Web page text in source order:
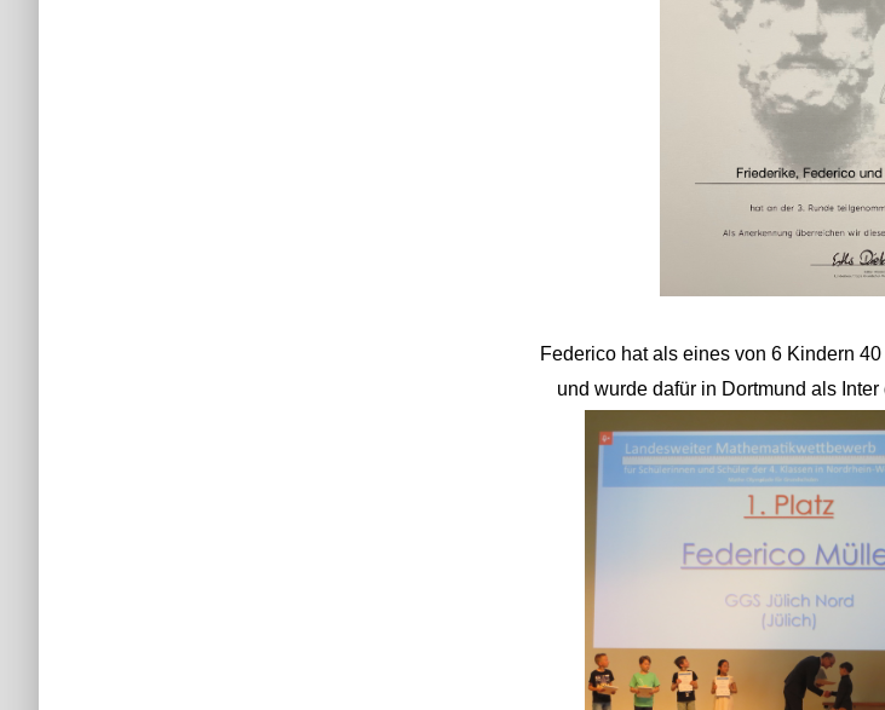
Federico hat als eines von 6 Kindern
und wurde dafür in Dortmund als